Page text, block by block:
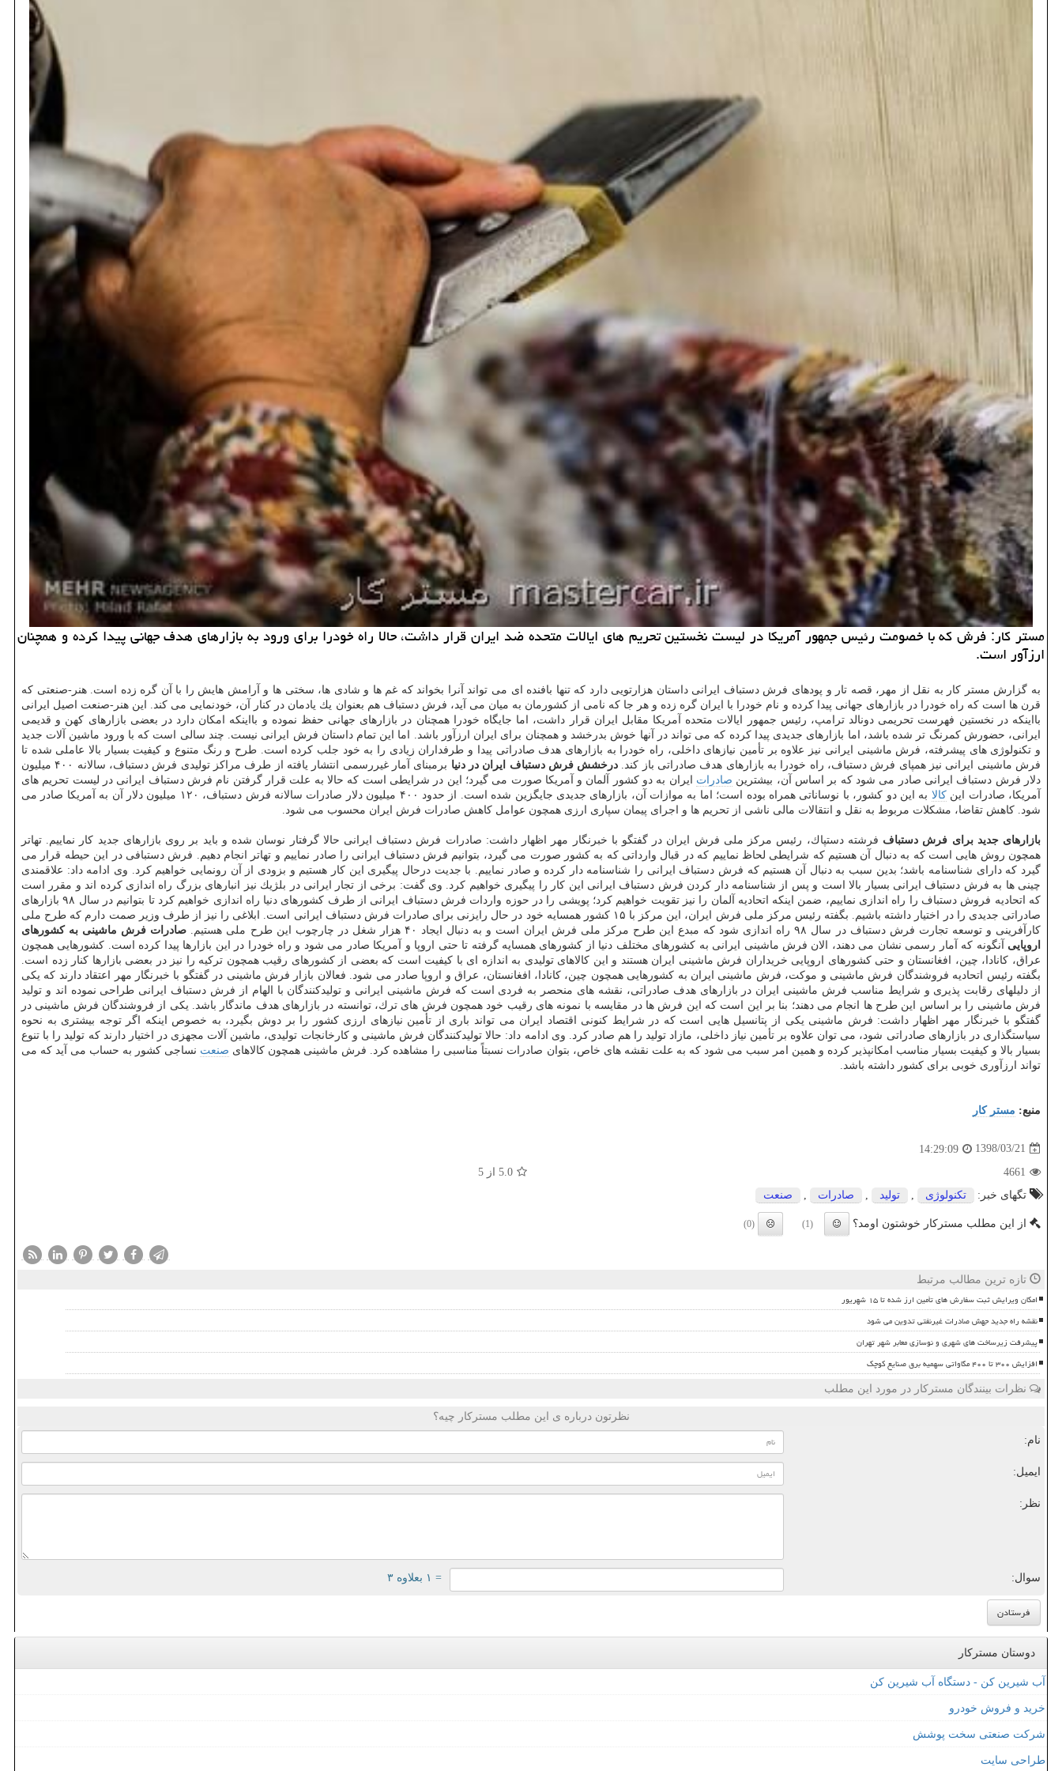
مستر كار: فرش كه با خصومت رئیس جمهور آمریكا در لیست نخستین تحریم های ایالات متحده ضد ایران قرار داشت، حالا راه خودرا برای ورود به بازارهای هدف جهانی پیدا كرده و همچنان
ارزآور است.
به گزارش مستر كار به نقل از مهر، قصه تار و پودهای فرش دستباف ایرانی داستان هزارتویی دارد كه تنها بافنده ای می تواند آنرا بخواند كه غم ها و شادی ها، سختی ها و آرامش هایش را با آن گره زده است. هنر-صنعتی كه
قرن ها است كه راه خودرا در بازارهای جهانی پیدا كرده و نام خودرا با ایران گره زده و هر جا كه نامی از كشورمان به میان می آید، فرش دستباف هم بعنوان یك یادمان در كنار آن، خودنمایی می كند. این هنر-صنعت اصیل ایرانی
بااینكه در نخستین فهرست تحریمی دونالد ترامپ، رئیس جمهور ایالات متحده آمریكا مقابل ایران قرار داشت، اما جایگاه خودرا همچنان در بازارهای جهانی حفظ نموده و بااینكه امكان دارد در بعضی بازارهای كهن و قدیمی
ایرانی، حضورش كمرنگ تر شده باشد، اما بازارهای جدیدی پیدا كرده كه می تواند در آنها خوش بدرخشد و همچنان برای ایران ارزآور باشد. اما این تمام داستان فرش ایرانی نیست. چند سالی است كه با ورود ماشین آلات جدید
و تكنولوژی های پیشرفته، فرش ماشینی ایرانی نیز علاوه بر تأمین نیازهای داخلی، راه خودرا به بازارهای هدف صادراتی پیدا و طرفداران زیادی را به خود جلب كرده است. طرح و رنگ متنوع و كیفیت بسیار بالا عاملی شده تا
فرش ماشینی ایرانی نیز همپای فرش دستباف، راه خودرا به بازارهای هدف صادراتی باز كند. درخشش فرش دستباف ایران در دنیا
برمبنای آمار غیررسمی انتشار یافته از طرف مراكز تولیدی فرش دستباف، سالانه ۴۰۰ میلیون
دلار فرش دستباف ایرانی صادر می شود كه بر اساس آن، بیشترین صادرات ایران به دو كشور آلمان و آمریكا صورت می گیرد؛ این در شرایطی است كه حالا به علت قرار گرفتن نام فرش دستباف ایرانی در لیست تحریم های
آمریكا، صادرات اینكالا
به این دو كشور، با نوساناتی همراه بوده است؛ اما به موازات آن، بازارهای جدیدی جایگزین شده است. از حدود ۴۰۰ میلیون دلار صادرات سالانه فرش دستباف، ۱۲۰ میلیون دلار آن به آمریكا صادر می
شود. كاهش تقاضا، مشكلات مربوط به نقل و انتقالات مالی ناشی از تحریم ها و اجرای پیمان سپاری ارزی همچون عوامل كاهش صادرات فرش ایران محسوب می شود.
بازارهای جدید برای فرش دستباف فرشته دستپاك، رئیس مركز ملی فرش ایران در گفتگو با خبرنگار مهر اظهار داشت: صادرات فرش دستباف ایرانی حالا گرفتار نوسان شده و باید بر روی بازارهای جدید كار نماییم. تهاتر
همچون روش هایی است كه به دنبال آن هستیم كه شرایطی لحاظ نماییم كه در قبال وارداتی كه به كشور صورت می گیرد، بتوانیم فرش دستباف ایرانی را صادر نماییم و تهاتر انجام دهیم. فرش دستبافی در این حیطه قرار می
گیرد كه دارای شناسنامه باشد؛ بدین سبب به دنبال آن هستیم كه فرش دستباف ایرانی را شناسنامه دار كرده و صادر نماییم. با جدیت درحال پیگیری این كار هستیم و بزودی از آن رونمایی خواهیم كرد. وی ادامه داد: علاقمندی
چینی ها به فرش دستباف ایرانی بسیار بالا است و پس از شناسنامه دار كردن فرش دستباف ایرانی این كار را پیگیری خواهیم كرد. وی گفت: برخی از تجار ایرانی در بلژیك نیز انبارهای بزرگ راه اندازی كرده اند و مقرر است
كه اتحادیه فروش دستباف را راه اندازی نماییم، ضمن اینكه اتحادیه آلمان را نیز تقویت خواهیم كرد؛ پویشی را در حوزه واردات فرش دستباف ایرانی از طرف كشورهای دنیا راه اندازی خواهیم كرد تا بتوانیم در سال ۹۸ بازارهای
صادراتی جدیدی را در اختیار داشته باشیم. بگفته رئیس مركز ملی فرش ایران، این مركز با ۱۵ كشور همسایه خود در حال رایزنی برای صادرات فرش دستباف ایرانی است. ابلاغی را نیز از طرف وزیر صمت دارم كه طرح ملی
كارآفرینی و توسعه تجارت فرش دستباف در سال ۹۸ راه اندازی شود كه مبدع این طرح مركز ملی فرش ایران است و به دنبال ایجاد ۴۰ هزار شغل در چارچوب این طرح ملی هستیم.
صادرات فرش ماشینی به كشورهای
اروپایی آنگونه كه آمار رسمی نشان می دهند، الان فرش ماشینی ایرانی به كشورهای مختلف دنیا از كشورهای همسایه گرفته تا حتی اروپا و آمریكا صادر می شود و راه خودرا در این بازارها پیدا كرده است. كشورهایی همچون
عراق، كانادا، چین، افغانستان و حتی كشورهای اروپایی خریداران فرش ماشینی ایران هستند و این كالاهای تولیدی به اندازه ای با كیفیت است كه بعضی از كشورهای رقیب همچون تركیه را نیز در بعضی بازارها كنار زده است.
بگفته رئیس اتحادیه فروشندگان فرش ماشینی و موكت، فرش ماشینی ایران به كشورهایی همچون چین، كانادا، افغانستان، عراق و اروپا صادر می شود. فعالان بازار فرش ماشینی در گفتگو با خبرنگار مهر اعتقاد دارند كه یكی
از دلیلهای رقابت پذیری و شرایط مناسب فرش ماشینی ایران در بازارهای هدف صادراتی، نقشه های منحصر به فردی است كه فرش ماشینی ایرانی و تولیدكنندگان با الهام از فرش دستباف ایرانی طراحی نموده اند و تولید
فرش ماشینی را بر اساس این طرح ها انجام می دهند؛ بنا بر این است كه این فرش ها در مقایسه با نمونه های رقیب خود همچون فرش های ترك، توانسته در بازارهای هدف ماندگار باشد. یكی از فروشندگان فرش ماشینی در
گفتگو با خبرنگار مهر اظهار داشت: فرش ماشینی یكی از پتانسیل هایی است كه در شرایط كنونی اقتصاد ایران می تواند باری از تأمین نیازهای ارزی كشور را بر دوش بگیرد، به خصوص اینكه اگر توجه بیشتری به نحوه
سیاستگذاری در بازارهای صادراتی شود، می توان علاوه بر تأمین نیاز داخلی، مازاد تولید را هم صادر كرد. وی ادامه داد: حالا تولیدكنندگان فرش ماشینی و كارخانجات تولیدی، ماشین آلات مجهزی در اختیار دارند كه تولید را با تنوع
بسیار بالا و كیفیت بسیار مناسب امكانپذیر كرده و همین امر سبب می شود كه به علت نقشه های خاص، بتوان صادرات نسبتاً مناسبی را مشاهده كرد. فرش ماشینی همچون كالاهای صنعت نساجی كشور به حساب می آید كه می
تواند ارزآوری خوبی برای كشور داشته باشد.
منبع: مستر كار
1398/03/21
14:29:09
4661
5.0 از 5
تگهای خبر:
تكنولوژی تولید صادرات صنعت
از این مطلب مسترکار خوشتون اومد؟ (1)
(0)
تازه ترین مطالب مرتبط
امکان ویرایش ثبت سفارش های تأمین ارز شده تا ۱۵ شهریور
نقشه راه جدید جهش صادرات غیرنفتی تدوین می شود
پیشرفت زیرساخت های شهری و نوسازی معابر شهر تهران
افزایش ۳۰۰ تا ۴۰۰ مگاواتی سهمیه برق صنایع کوچک
نظرات بینندگان مسترکار در مورد این مطلب
نظرتون درباره ی این مطلب مسترکار چیه؟
نام:
ایمیل:
نظر:
سوال: = ۱ بعلاوه ۳
دوستان مسترکار
آب شیرین کن - دستگاه آب شیرین کن
خرید و فروش خودرو
شرکت صنعتی سخت پوشش
طراحی سایت